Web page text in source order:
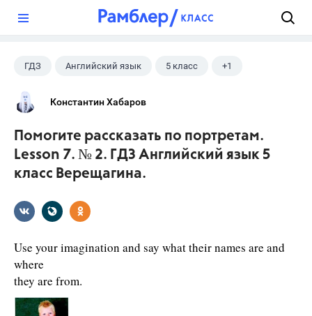
ГДЗ Английский язык 5 класс +1
Верещагина И.Н.
Константин Хабаров
Помогите рассказать по портретам.
Lesson 7. № 2. ГДЗ Английский язык 5
класс Верещагина.
Use your imagination and say what their names are and
where
they are from.